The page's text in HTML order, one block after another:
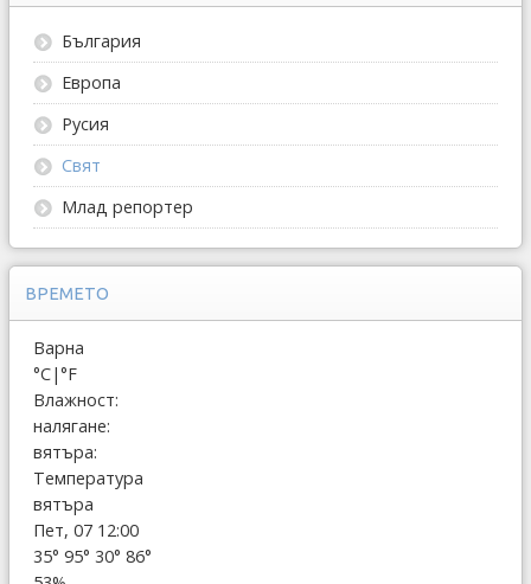
България
Европа
Русия
Свят
Млад репортер
ВРЕМЕТО
Варна
°C|°F
Влажност:
налягане:
вятъра:
Температура
вятъра
Пет, 07 12:00
35° 95° 30° 86°